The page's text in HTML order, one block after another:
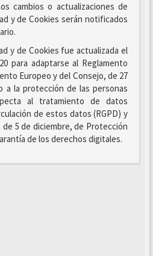
cambios o actualizaciones de
y de Cookies serán notificados
y de Cookies fue actualizada el
para adaptarse al Reglamento
Europeo y del Consejo, de 27
a la protección de las personas
al tratamiento de datos
de estos datos (RGPD) y
de 5 de diciembre, de Protección
de los derechos digitales.